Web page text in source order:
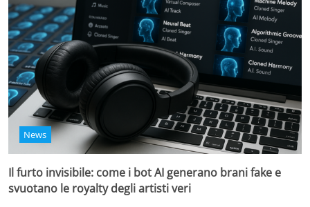
News
Il furto invisibile: come i bot AI generano brani fake e
svuotano le royalty degli artisti veri